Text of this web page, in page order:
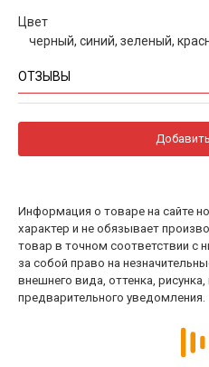
Цвет
черный, синий, зеленый,
ОТЗЫВЫ
Информация о товаре на сайте
характер и не обязывает
товар в точном соответствии с
за собой право на
внешнего вида, оттенка, рисунка,
предварительного уведомления.